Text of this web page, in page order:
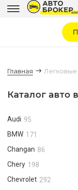
Главная Легковые
Каталог авто
Audi 95
BMW 171
Changan 86
Chery 198
Chevrolet 292